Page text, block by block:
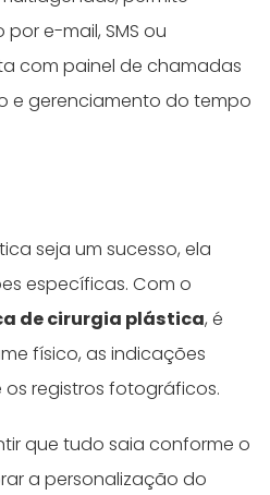
e-mail, SMS ou
com painel de chamadas
e gerenciamento do tempo
seja um sucesso, ela
específicas. Com o
de cirurgia plástica, é
físico, as indicações
os registros fotográficos.
que tudo saia conforme o
a personalização do